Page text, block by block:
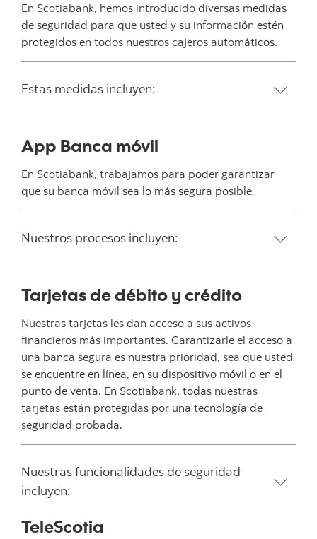
En Scotiabank, hemos introducido diversas medidas
de seguridad para que usted y su información estén
protegidos en todos nuestros cajeros automáticos.
Estas medidas incluyen:
App Banca móvil
En Scotiabank, trabajamos para poder garantizar
que su banca móvil sea lo más segura posible.
Nuestros procesos incluyen:
Tarjetas de débito y crédito
Nuestras tarjetas les dan acceso a sus activos
financieros más importantes. Garantizarle el acceso a
una banca segura es nuestra prioridad, sea que usted
se encuentre en línea, en su dispositivo móvil o en el
punto de venta. En Scotiabank, todas nuestras
tarjetas están protegidas por una tecnología de
seguridad probada.
Nuestras funcionalidades de seguridad
incluyen:
TeleScotia